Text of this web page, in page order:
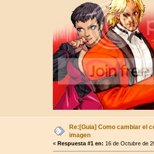
Cita de: mirieCiel en 12
Re:[Guia] Como cambiar el
imagen
«Respuesta #1 en: 16 de Octubre de